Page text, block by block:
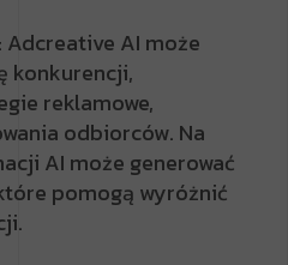
AI może
konkurencji,
reklamowe,
odbiorców. Na
AI może generować
pomogą wyróżnić